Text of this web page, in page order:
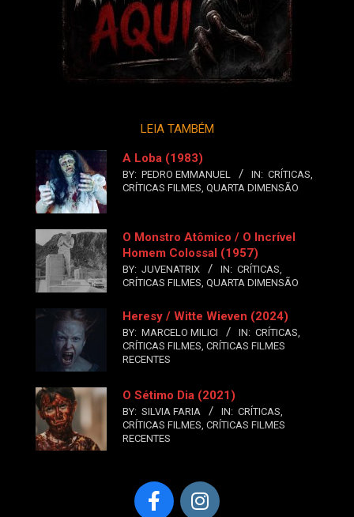
LEIA TAMBÉM
A Loba (1983)
BY: PEDRO EMMANUEL IN: CRÍTICAS,
CRÍTICAS FILMES, QUARTA DIMENSÃO
O Monstro Atômico / O Incrível
Homem Colossal (1957)
BY: JUVENATRIX IN: CRÍTICAS,
CRÍTICAS FILMES, QUARTA DIMENSÃO
Heresy / Witte Wieven (2024)
BY: MARCELO MILICI IN: CRÍTICAS,
CRÍTICAS FILMES, CRÍTICAS FILMES
RECENTES
O Sétimo Dia (2021)
BY: SILVIA FARIA IN: CRÍTICAS,
CRÍTICAS FILMES, CRÍTICAS FILMES
RECENTES